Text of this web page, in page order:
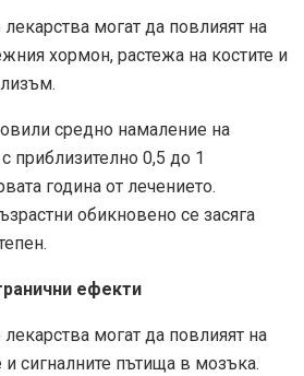
могат да повлияят на
хормон, растежа на костите и
средно намаление на
приблизително 0,5 до 1
година от лечението.
обикновено се засяга
ефекти
могат да повлияят на
и сигналните пътища в мозъка.